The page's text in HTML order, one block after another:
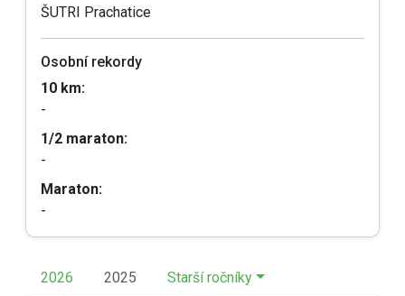
ŠUTRI Prachatice
Osobní rekordy
10 km:
-
1/2 maraton:
-
Maraton:
-
2026 2025 Starší ročníky